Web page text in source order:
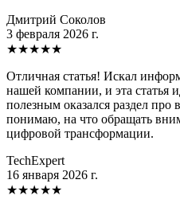
Дмитрий Соколов
3 февраля 2026 г.
★★★★★
Отличная статья! Искал
нашей компании, и эта статья
полезным оказался раздел про
понимаю, на что обращать
цифровой трансформации.
TechExpert
16 января 2026 г.
★★★★★